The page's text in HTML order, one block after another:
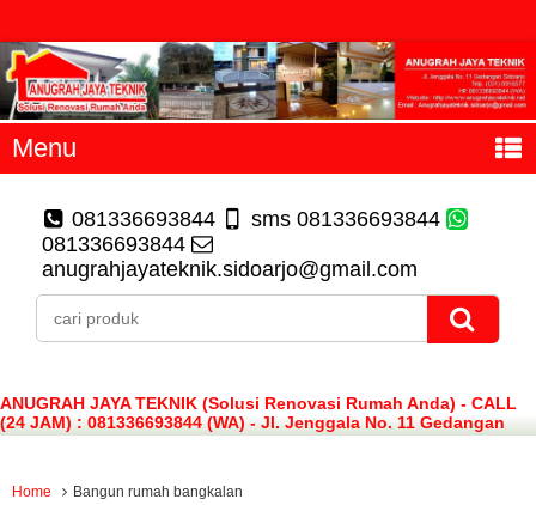
Menu
081336693844
sms 081336693844
081336693844
anugrahjayateknik.sidoarjo@gmail.com
ANUGRAH JAYA TEKNIK (Solusi Renovasi Rumah Anda) - CALL
(24 JAM) : 081336693844 (WA) - Jl. Jenggala No. 11 Gedangan
Sidoarjo
Home Bangun rumah bangkalan